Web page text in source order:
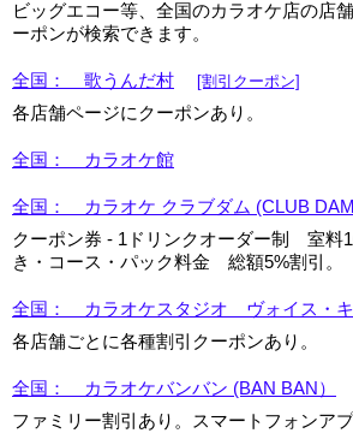
ビッグエコー等、全国のカラオケ店の店
ーポンが検索できます。
全国： 歌うんだ村 [割引クーポン]
各店舗ページにクーポンあり。
全国： カラオケ館
全国： カラオケ クラブダム (CLUB
クーポン券 - 1ドリンクオーダー制 室料
き・コース・パック料金 総額5%割引。
全国： カラオケスタジオ ヴォイス・
各店舗ごとに各種割引クーポンあり。
全国： カラオケバンバン (BAN BAN）
ファミリー割引あり。スマートフォンア